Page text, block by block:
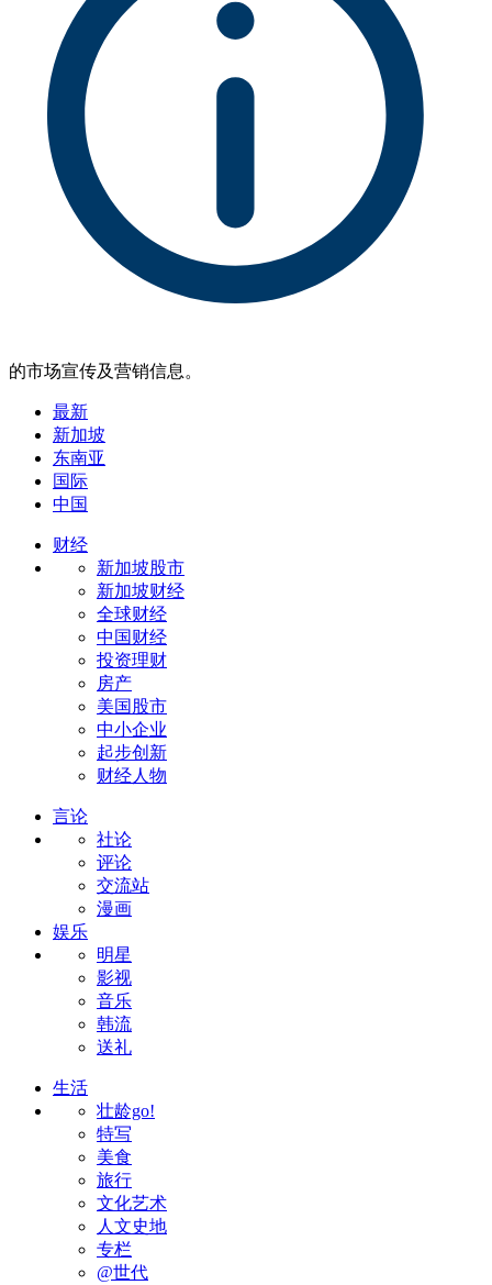
的市场宣传及营销信息。
最新
新加坡
东南亚
国际
中国
财经
新加坡股市
新加坡财经
全球财经
中国财经
投资理财
房产
美国股市
中小企业
起步创新
财经人物
言论
社论
评论
交流站
漫画
娱乐
明星
影视
音乐
韩流
送礼
生活
壮龄go!
特写
美食
旅行
文化艺术
人文史地
专栏
@世代